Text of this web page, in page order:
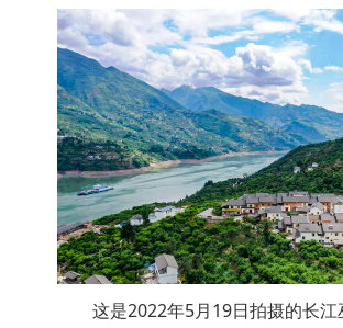
这是2022年5月19日拍摄的长江